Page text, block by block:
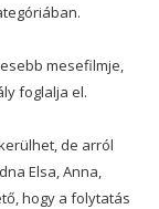
mesefilmje,
foglalja el.
de arról
Elsa, Anna,
hogy a folytatás